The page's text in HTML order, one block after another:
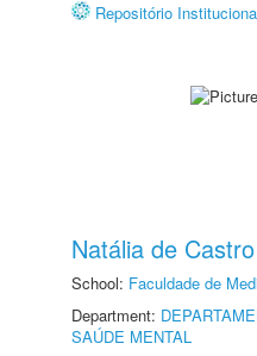
Repositório
Natália de
School: Faculdade de
Department:
SAÚDE MENTAL